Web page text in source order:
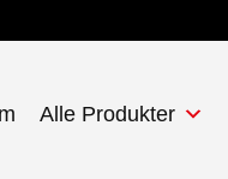
Alle Produkter